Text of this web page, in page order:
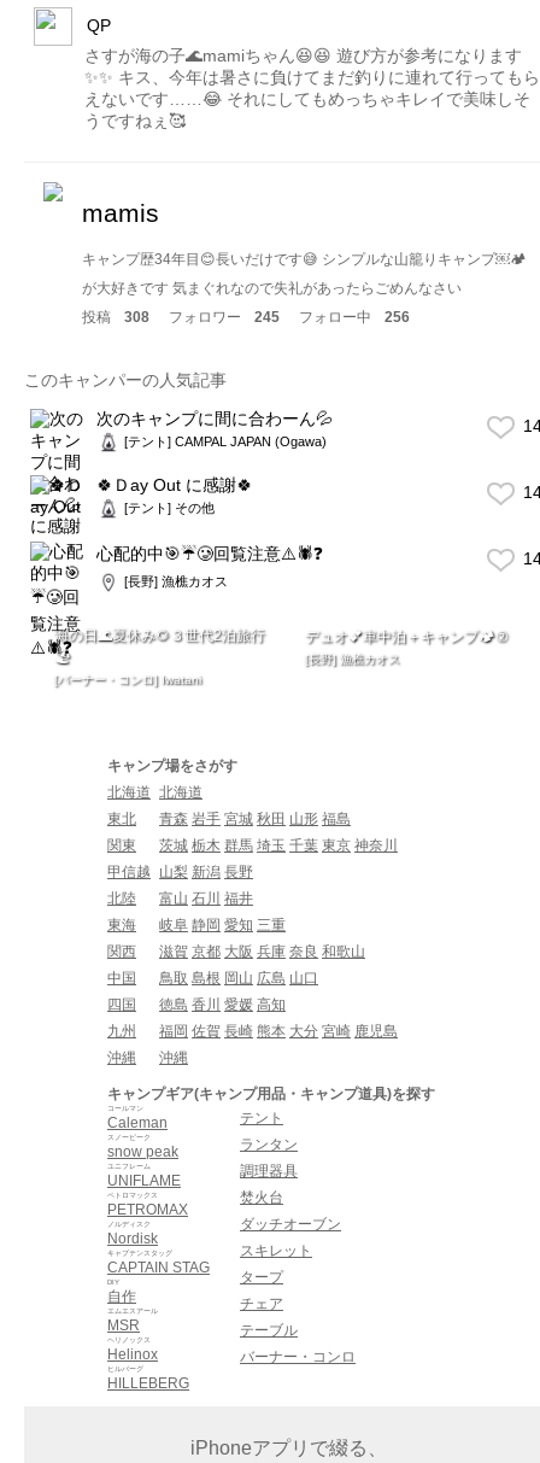
QP
さすが海の子🌊mamiちゃん😆😆 遊び方が参考になります
✨✨ キス、今年は暑さに負けてまだ釣りに連れて行ってもら
えないです……😂 それにしてもめっちゃキレイで美味しそ
うですねぇ🥰
mamis
キャンプ歴34年目😊長いだけです😅 シンプルな山籠りキャンプ￼🏕
が大好きです 気まぐれなので失礼があったらごめんなさい
投稿
308 フォロワー 245 フォロー中 256
このキャンパーの人気記事
次のキャンプに間に合わーん💦
[テント] CAMPAL JAPAN (Ogawa)
🍀Ｄay Out に感謝🍀
[テント] その他
心配的中🎯☔️🥲回覧注意⚠️🕷❓
[長野] 漁樵カオス
海の日🌊夏休み🌻３世代2泊旅行
🏖️
[バーナー・コンロ] Iwatani
デュオ💕車中泊＋キャンプ🏕️②
[長野] 漁樵カオス
キャンプ場をさがす
北海道 北海道
東北
青森 岩手 宮城 秋田 山形 福島
関東
茨城 栃木 群馬 埼玉 千葉 東京 神奈川
甲信越
山梨 新潟 長野
北陸
富山 石川 福井
東海
岐阜 静岡 愛知 三重
関西
滋賀 京都 大阪 兵庫 奈良 和歌山
中国
鳥取 島根 岡山 広島 山口
四国
徳島 香川 愛媛 高知
九州
福岡 佐賀 長崎 熊本 大分 宮崎 鹿児島
沖縄
沖縄
キャンプギア(キャンプ用品・キャンプ道具)を探す
Caleman
コールマン
snow peak
スノーピーク
UNIFLAME
ユニフレーム
PETROMAX
ペトロマックス
Nordisk
ノルディスク
CAPTAIN STAG
キャプテンスタッグ
自作
DIY
MSR
エムエスアール
Helinox
ヘリノックス
HILLEBERG
ヒルバーグ
テント
ランタン
調理器具
焚火台
ダッチオーブン
スキレット
タープ
チェア
テーブル
バーナー・コンロ
iPhoneアプリで綴る、